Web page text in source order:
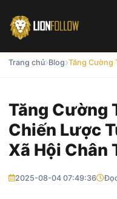
Trang chủ Blog
Tăng Cường
Chiến Lược
Xã Hội Chân
2025-08-04 07:49:36